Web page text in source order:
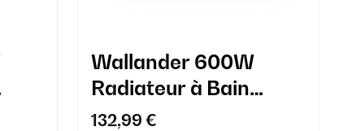
Wallander 600W
Radiateur à Bain
d'Huile Noir
132,99 €